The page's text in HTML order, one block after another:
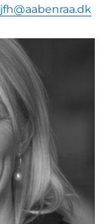
jfh@aabenraa.dk